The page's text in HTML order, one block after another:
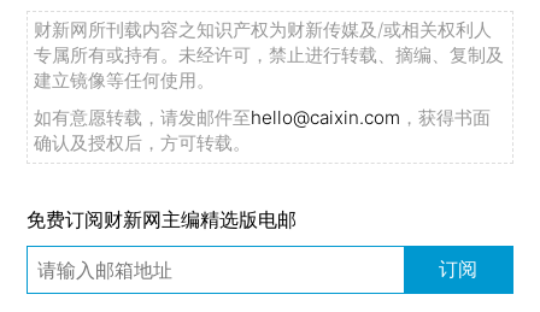
财新网所刊载内容之知识产权为财新传媒及/或相关权利人
专属所有或持有。未经许可，禁止进行转载、摘编、复制及
建立镜像等任何使用。
如有意愿转载，请发邮件至hello@caixin.com ，获得书面
确认及授权后，方可转载。
免费订阅财新网主编精选版电邮
订阅